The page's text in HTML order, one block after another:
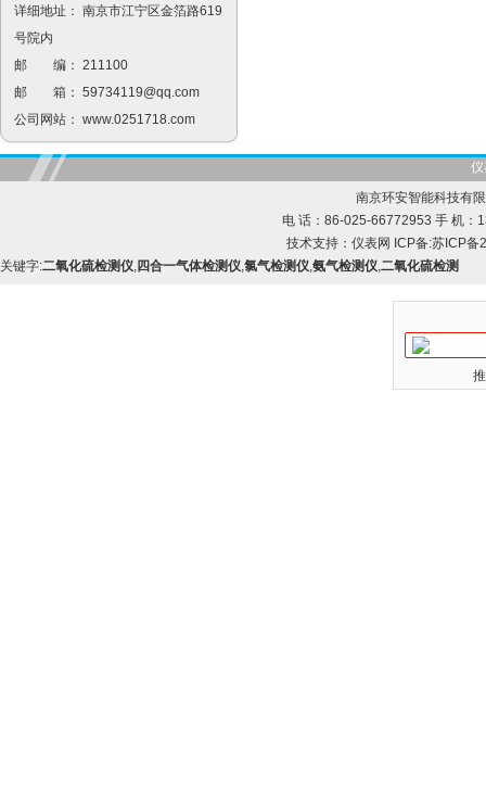
详细地址： 南京市江宁区金箔路619
号院内
邮 编： 211100
邮 箱： 59734119@qq.com
公司网站： www.0251718.com
南京环安智能科技有
电 话：86-025-66772953 手 机：
技术支持： 仪表网 ICP备:苏ICP备
关键字:二氧化硫检测仪,四合一气体检测仪,氯气检测仪,氨气检测仪,二氧化硫检测